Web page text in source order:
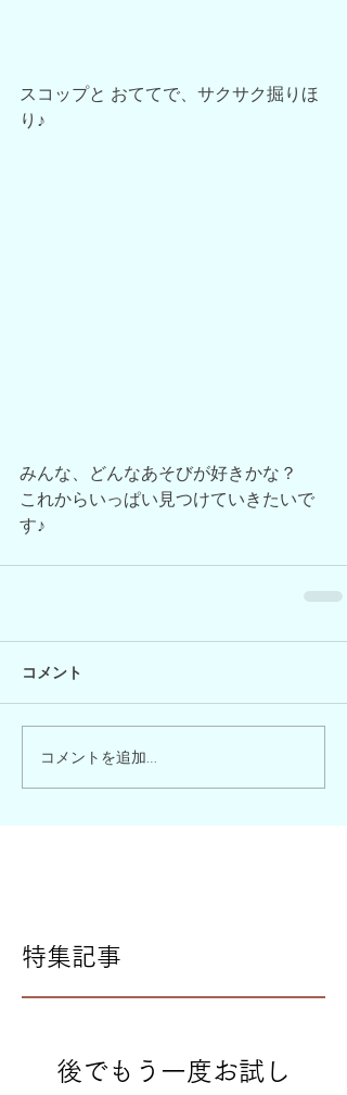
スコップと おててで、サクサク掘りほ
り♪
みんな、どんなあそびが好きかな？
これからいっぱい見つけていきたいで
す♪
コメント
コメントを追加…
特集記事
後でもう一度お試し